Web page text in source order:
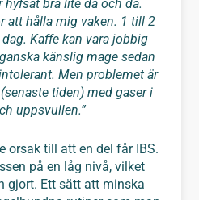
bra lite då och då.
att hålla mig vaken. 1 till 2
Kaffe kan vara jobbig
känslig mage sedan
Men problemet är
tiden) med gaser i
uppsvullen.”
orsak till att en del får IBS.
på en låg nivå, vilket
gjort. Ett sätt att minska